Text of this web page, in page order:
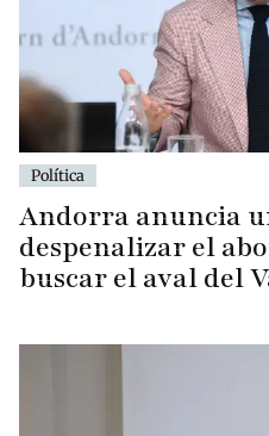
Política
Andorra anuncia
despenalizar el
buscar el aval del